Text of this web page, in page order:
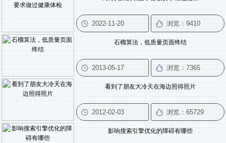
石榴算法，低质量页面终结
看到了朋友大冷天在海边照得照片
影响搜索引擎优化的障碍有哪些